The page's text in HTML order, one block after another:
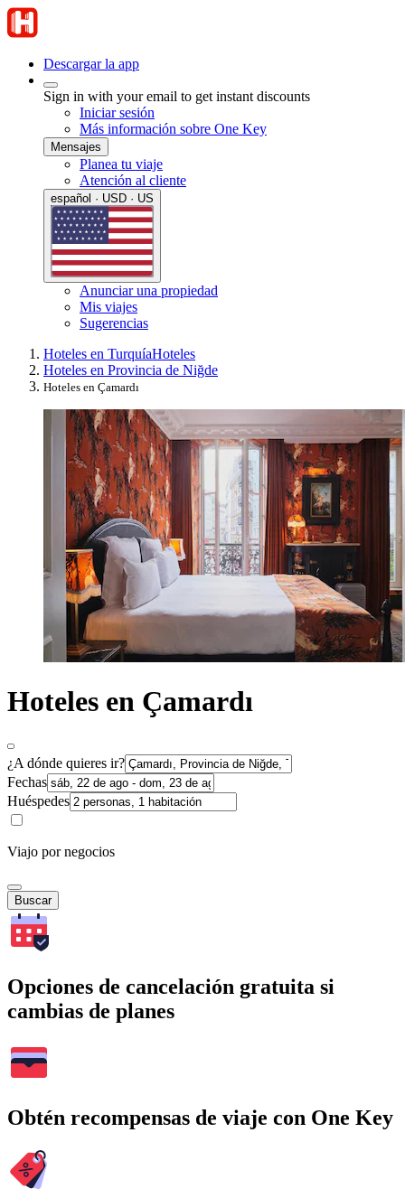
Descargar la app
Sign in with your email to get instant discounts
Iniciar sesión
Más información sobre One Key
Mensajes
Planea tu viaje
Atención al cliente
español · USD · US
Anunciar una propiedad
Mis viajes
Sugerencias
Hoteles en TurquíaHoteles
Hoteles en Provincia de Niğde
Hoteles en Çamardı
Hoteles en Çamardı
¿A dónde quieres ir?
Fechas
Huéspedes
Viajo por negocios
Buscar
Opciones de cancelación gratuita si
cambias de planes
Obtén recompensas de viaje con One Key